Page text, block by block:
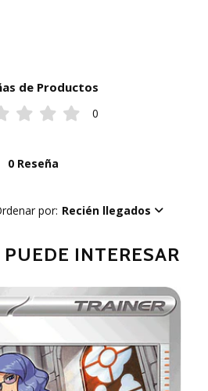
de Productos
0
0 Reseña
por: Recién llegados
INTERESAR